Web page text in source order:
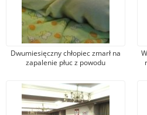
Dwumiesięczny chłopiec zmarł na
zapalenie płuc z powodu
śledztwo